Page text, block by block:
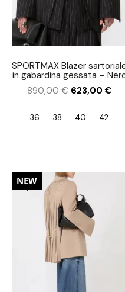
SPORTMAX Blazer
in gabardina gessata –
890,00€ 623,00€
36 38 40 42
30%
NEW